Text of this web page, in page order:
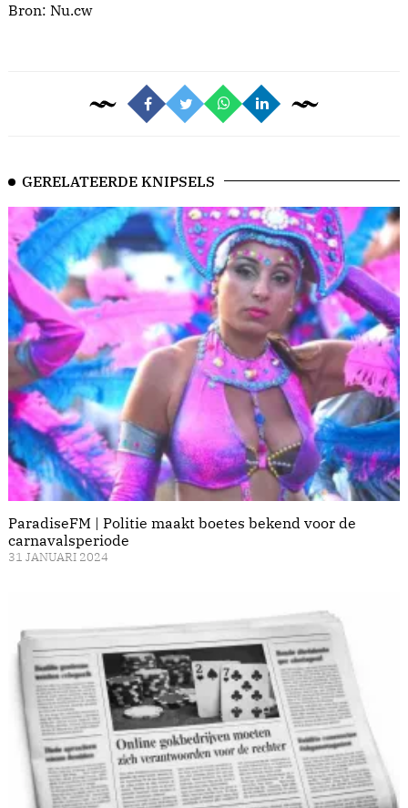
Bron: Nu.cw
GERELATEERDE KNIPSELS
ParadiseFM | Politie maakt boetes bekend voor de
carnavalsperiode
31 JANUARI 2024